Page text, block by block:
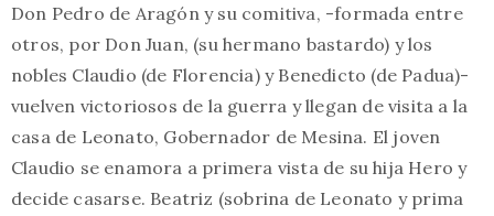
Don Pedro de Aragón y su comitiva, -formada entre
otros, por Don Juan, (su hermano bastardo) y los
nobles Claudio (de Florencia) y Benedicto (de Padua)-
vuelven victoriosos de la guerra y llegan de visita a la
casa de Leonato, Gobernador de Mesina. El joven
Claudio se enamora a primera vista de su hija Hero y
decide casarse. Beatriz (sobrina de Leonato y prima